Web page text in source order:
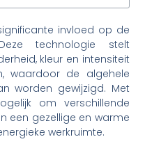
invloed op de
technologie stelt
kleur en intensiteit
waardoor de algehele
worden gewijzigd. Met
om verschillende
een gezellige en warme
werkruimte.